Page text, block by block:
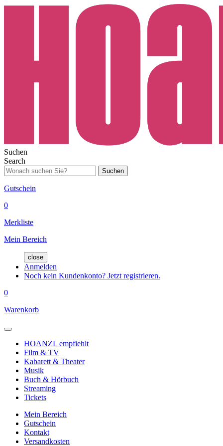
Suchen
Search
Suchen
Gutschein
0
Merkliste
Mein Bereich
close
Anmelden
Noch kein Kundenkonto? Jetzt registrieren.
0
Warenkorb
HOANZL empfiehlt
Film & TV
Kabarett & Theater
Musik
Buch & Hörbuch
Streaming
Tickets
Mein Bereich
Gutschein
Kontakt
Versandkosten